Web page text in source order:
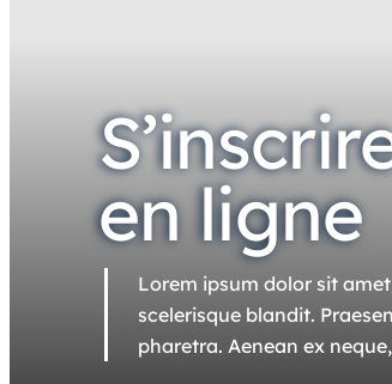
en ligne
Lorem ipsum dolor sit
scelerisque blandit.
pharetra. Aenean ex